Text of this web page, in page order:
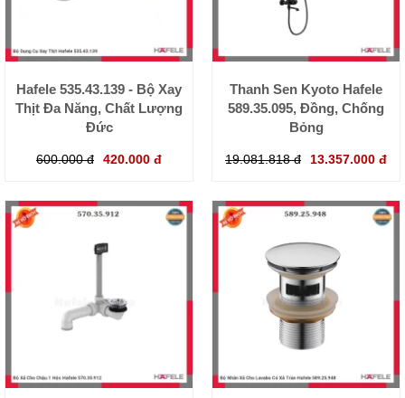
Hafele 535.43.139 - Bộ Xay
Thịt Đa Năng, Chất Lượng
Đức
600.000 đ 420.000 đ
Thanh Sen Kyoto Hafele
589.35.095, Đồng, Chống
Bỏng
19.081.818 đ 13.357.000 đ